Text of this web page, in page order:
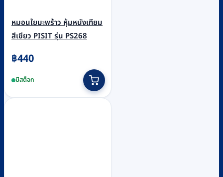
หมอนใยมะพร้าว หุ้มหนังเทียม
สีเขียว PISIT รุ่น PS268
฿440
มีสต็อก